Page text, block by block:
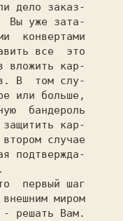
дело заказ-
Вы уже зата-
конвертами
все  это
вложить кар-
В  том слу-
или больше,
бандероль
кар-
случае
подтвержда-
миром
- решать Вам.